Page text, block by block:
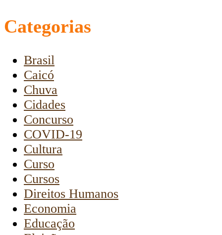
Categorias
Brasil
Caicó
Chuva
Cidades
Concurso
COVID-19
Cultura
Curso
Cursos
Direitos Humanos
Economia
Educação